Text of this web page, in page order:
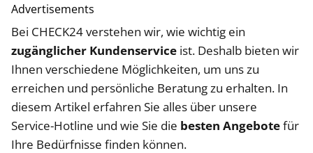
Advertisements
Bei CHECK24 verstehen wir, wie wichtig ein
zugänglicher Kundenservice ist. Deshalb bieten wir
Ihnen verschiedene Möglichkeiten, um uns zu
erreichen und persönliche Beratung zu erhalten. In
diesem Artikel erfahren Sie alles über unsere
Service-Hotline und wie Sie die besten Angebotefür
Ihre Bedürfnisse finden können.